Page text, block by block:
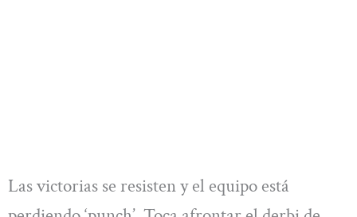
Las victorias se resisten y el equipo está